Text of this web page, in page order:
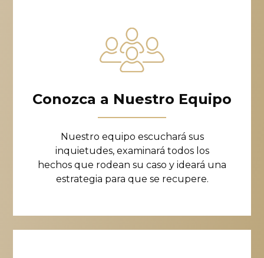
Conozca a Nuestro Equipo
Nuestro equipo escuchará sus
inquietudes, examinará todos los
hechos que rodean su caso y ideará una
estrategia para que se recupere.